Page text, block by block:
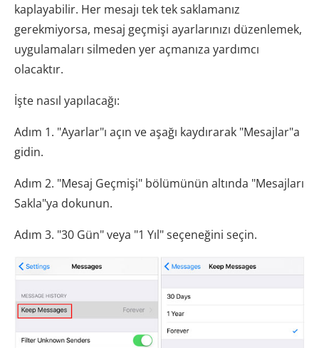
kaplayabilir. Her mesajı tek tek saklamanız
gerekmiyorsa, mesaj geçmişi ayarlarınızı düzenlemek,
uygulamaları silmeden yer açmanıza yardımcı
olacaktır.
İşte nasıl yapılacağı:
Adım 1. "Ayarlar"ı açın ve aşağı kaydırarak "Mesajlar"a
gidin.
Adım 2. "Mesaj Geçmişi" bölümünün altında "Mesajları
Sakla"ya dokunun.
Adım 3. "30 Gün" veya "1 Yıl" seçeneğini seçin.